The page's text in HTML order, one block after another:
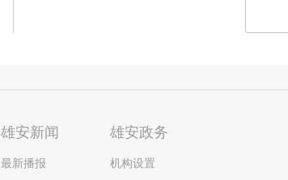
雄安新闻
最新播报
雄安政务
机构设置